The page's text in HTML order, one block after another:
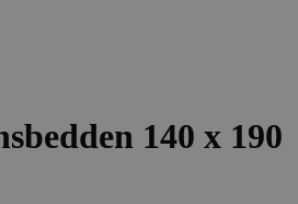
140 x 190